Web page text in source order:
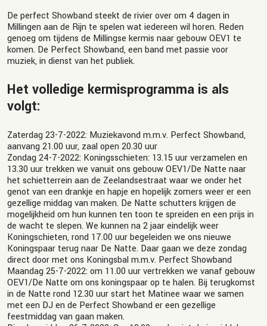
De perfect Showband steekt de rivier over om 4 dagen in
Millingen aan de Rijn te spelen wat iedereen wil horen. Reden
genoeg om tijdens de Millingse kermis naar gebouw OEV1 te
komen. De Perfect Showband, een band met passie voor
muziek, in dienst van het publiek.
Het volledige kermisprogramma is als
volgt:
Zaterdag 23-7-2022: Muziekavond m.m.v. Perfect Showband,
aanvang 21.00 uur, zaal open 20.30 uur
Zondag 24-7-2022: Koningsschieten: 13.15 uurverzamelen en
13.30 uur trekken we vanuit ons gebouw OEV1/De Natte naar
het schietterrein aan de Zeelandsestraat waar we onder het
genot van een drankje en hapje en hopelijk zomers weer er een
gezellige middag van maken. De Natte schutters krijgen de
mogelijkheid om hun kunnen ten toon te spreiden en een prijs in
de wacht te slepen. We kunnen na 2 jaar eindelijk weer
Koningschieten, rond 17.00 uur begeleiden we ons nieuwe
Koningspaar terug naar De Natte. Daar gaan we deze zondag
direct door met ons Koningsbal m.m.v. Perfect Showband
Maandag 25-7-2022:om 11.00 uurvertrekken we vanaf gebouw
OEV1/De Natte om ons koningspaar op te halen. Bij terugkomst
in de Natte rond 12.30 uur start het Matinee waar we samen
met een DJ en de Perfect Showband er een gezellige
feestmiddag van gaan maken.